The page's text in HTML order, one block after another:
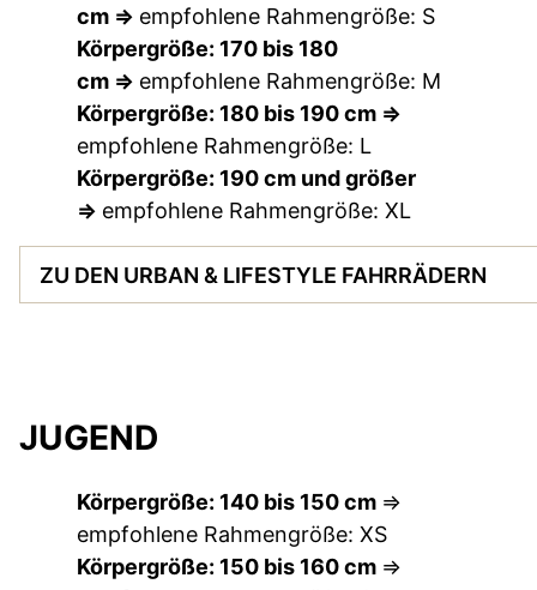
cm => empfohlene Rahmengröße: S
Körpergröße: 170 bis 180
cm => empfohlene Rahmengröße: M
Körpergröße: 180 bis 190 cm =>
empfohlene Rahmengröße: L
Körpergröße: 190 cm und größer
=> empfohlene Rahmengröße: XL
ZU DEN URBAN & LIFESTYLE FAHRRÄDERN
JUGEND
Körpergröße: 140 bis 150 cm =>
empfohlene Rahmengröße: XS
Körpergröße: 150 bis 160 cm =>